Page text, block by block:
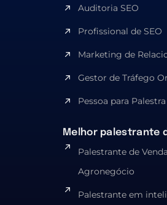
Auditoria SEO
Profissional de SEO
Marketing de
Gestor de Tráfego
Pessoa para
Melhor palestrante
Palestrante de
Agronegócio
Palestrante em